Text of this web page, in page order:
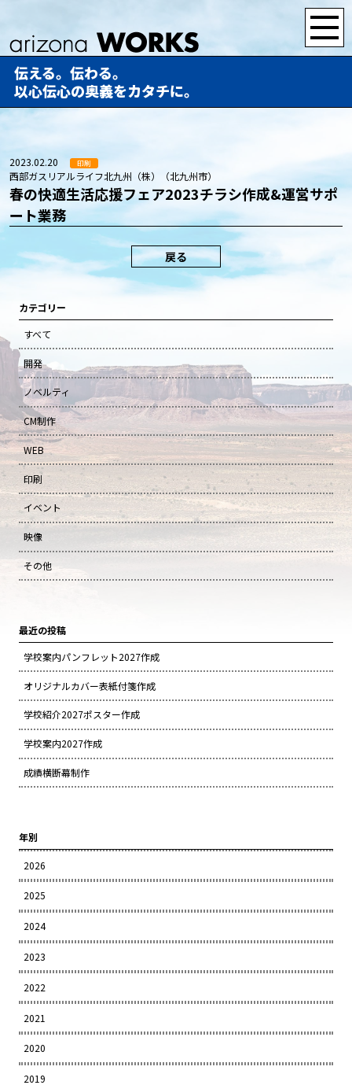
伝える。伝わる。
以心伝心の奥義をカタチに。
2023.02.20 印刷
西部ガスリアルライフ北九州（株）（北九州市）
春の快適生活応援フェア2023チラシ作成&運営サポ
ート業務
戻る
カテゴリー
すべて
開発
ノベルティ
CM制作
WEB
印刷
イベント
映像
その他
最近の投稿
学校案内パンフレット2027作成
オリジナルカバー表紙付箋作成
学校紹介2027ポスター作成
学校案内2027作成
成績横断幕制作
年別
2026
2025
2024
2023
2022
2021
2020
2019